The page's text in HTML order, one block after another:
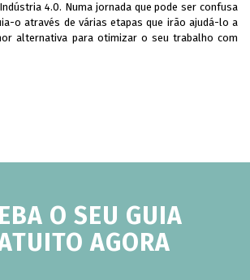
4.0. Numa jornada que pode ser confusa
o através de várias etapas que irão ajudá-lo a
alternativa para otimizar o seu trabalho com
O SEU GUIA
AGORA